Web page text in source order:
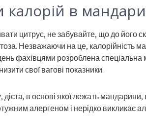
калорій в
цитрус, не забувайте, що до його
Незважаючи на це, калорійність
фахівцями розроблена
свої вагові показники.
дієта, в основі якої лежать
алергеном і нерідко викликає